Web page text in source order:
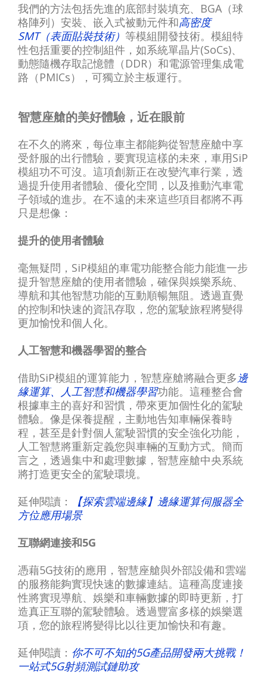
我們的方法包括先進的底部封裝填充、BGA（球
格陣列）安裝、嵌入式被動元件和高密度
SMT（表面貼裝技術） 等模組開發技術。模組特
性包括重要的控制組件，如系統單晶片(SoCs)、
動態隨機存取記憶體（DDR）和電源管理集成電
路（PMICs），可獨立於主板運行。
智慧座艙的美好體驗，近在眼前
在不久的將來，每位車主都能夠從智慧座艙中享
受舒服的出行體驗，要實現這樣的未來，車用SiP
模組功不可沒。這項創新正在改變汽車行業，透
過提升使用者體驗、優化空間，以及推動汽車電
子領域的進步。在不遠的未來這些項目都將不再
只是想像：
提升的使用者體驗
毫無疑問，SiP模組的車電功能整合能力能進一步
提升智慧座艙的使用者體驗，確保與娛樂系統、
導航和其他智慧功能的互動順暢無阻。透過直覺
的控制和快速的資訊存取，您的駕駛旅程將變得
更加愉悅和個人化。
人工智慧和機器學習的整合
借助SiP模組的運算能力，智慧座艙將融合更多邊
緣運算、人工智慧和機器學習功能。這種整合會
根據車主的喜好和習慣，帶來更加個性化的駕駛
體驗。像是保養提醒，主動地告知車輛保養時
程，甚至是針對個人駕駛習慣的安全強化功能，
人工智慧將重新定義您與車輛的互動方式。簡而
言之，透過集中和處理數據，智慧座艙中央系統
將打造更安全的駕駛環境。
延伸閱讀：
【探索雲端邊緣】邊緣運算伺服器全
方位應用場景
互聯網連接和5G
憑藉5G技術的應用，智慧座艙與外部設備和雲端
的服務能夠實現快速的數據連結。這種高度連接
性將實現導航、娛樂和車輛數據的即時更新，打
造真正互聯的駕駛體驗。透過豐富多樣的娛樂選
項，您的旅程將變得比以往更加愉快和有趣。
延伸閱讀： 你不可不知的5G產品開發兩大挑戰！
一站式5G射頻測試鏈助攻